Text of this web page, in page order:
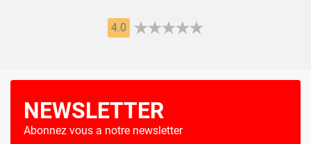
4.0
NEWSLETTER
Abonnez vous a notre newsletter